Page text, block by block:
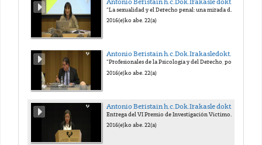
“La sexualidad y el Derecho penal: una mirada desde la Psicología humanista y la Historia del control social”
2016(e)ko abe. 22(a)
Antonio Beristain h.c.Dok.Irakasledoktorearen OMENEZKO VI. TOPAKETA
2016(e)ko abe. 22(a)
Entrega del VI Premio de Investigación Victimológica “Antonio Beristain”. Subvencionado por el Departamento de Educación, Política Lingüística y Cultu
2016(e)ko abe. 22(a)